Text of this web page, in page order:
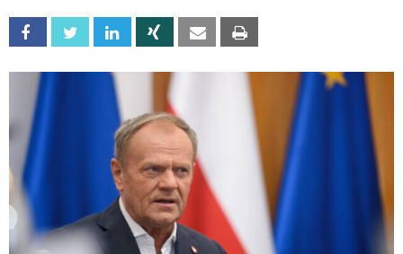
Facebook Twitter Linkedin Xing Email